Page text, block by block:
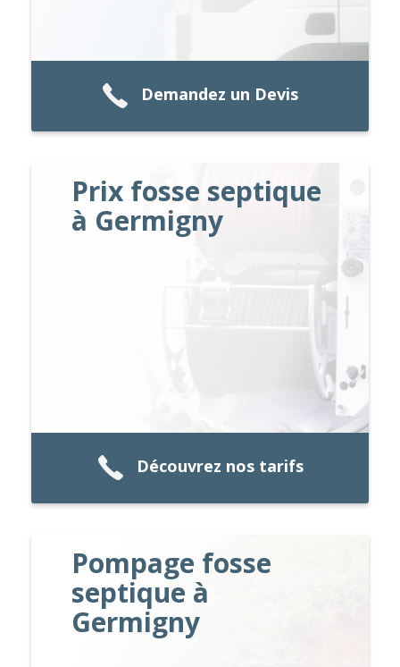
Demandez un Devis
Prix fosse septique
à Germigny
Découvrez nos tarifs
Pompage fosse
septique à
Germigny